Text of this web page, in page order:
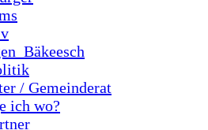
/ Gemeinderat
ich wo?